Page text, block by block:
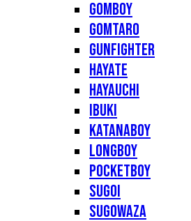
Gomboy
Gomtaro
Gunfighter
Hayate
Hayauchi
Ibuki
Katanaboy
Longboy
Pocketboy
Sugoi
Sugowaza